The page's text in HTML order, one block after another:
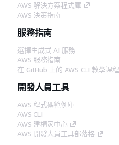
AWS 解決方案程式庫
AWS 決策指南
服務指南
選擇生成式 AI 服務
AWS 服務指南
在 GitHub 上的 AWS CLI 教學課程
開發人員工具
AWS 程式碼範例庫
AWS CLI
AWS 建構家中心
AWS 開發人員工具部落格